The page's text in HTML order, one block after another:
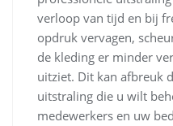
verloop van tijd en bij
opdruk vervagen,
de kleding er minder
uitziet. Dit kan afbreuk
uitstraling die u wilt
medewerkers en uw